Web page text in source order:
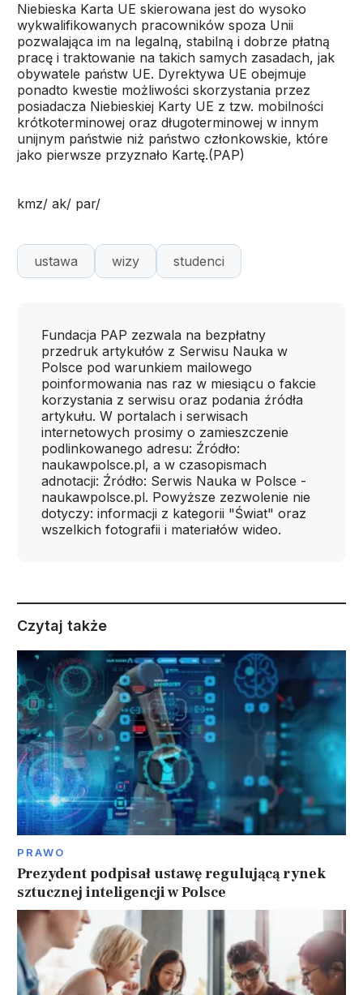
Niebieska Karta UE skierowana jest do wysoko
wykwalifikowanych pracowników spoza Unii
pozwalająca im na legalną, stabilną i dobrze płatną
pracę i traktowanie na takich samych zasadach, jak
obywatele państw UE. Dyrektywa UE obejmuje
ponadto kwestie możliwości skorzystania przez
posiadacza Niebieskiej Karty UE z tzw. mobilności
krótkoterminowej oraz długoterminowej w innym
unijnym państwie niż państwo członkowskie, które
jako pierwsze przyznało Kartę.(PAP)
kmz/ ak/ par/
ustawa wizy studenci
Fundacja PAP zezwala na bezpłatny
przedruk artykułów z Serwisu Nauka w
Polsce pod warunkiem mailowego
poinformowania nas raz w miesiącu o fakcie
korzystania z serwisu oraz podania źródła
artykułu. W portalach i serwisach
internetowych prosimy o zamieszczenie
podlinkowanego adresu: Źródło:
naukawpolsce.pl, a w czasopismach
adnotacji: Źródło: Serwis Nauka w Polsce -
naukawpolsce.pl. Powyższe zezwolenie nie
dotyczy: informacji z kategorii "Świat" oraz
wszelkich fotografii i materiałów wideo.
Czytaj także
PRAWO
Prezydent podpisał ustawę regulującą rynek
sztucznej inteligencji w Polsce